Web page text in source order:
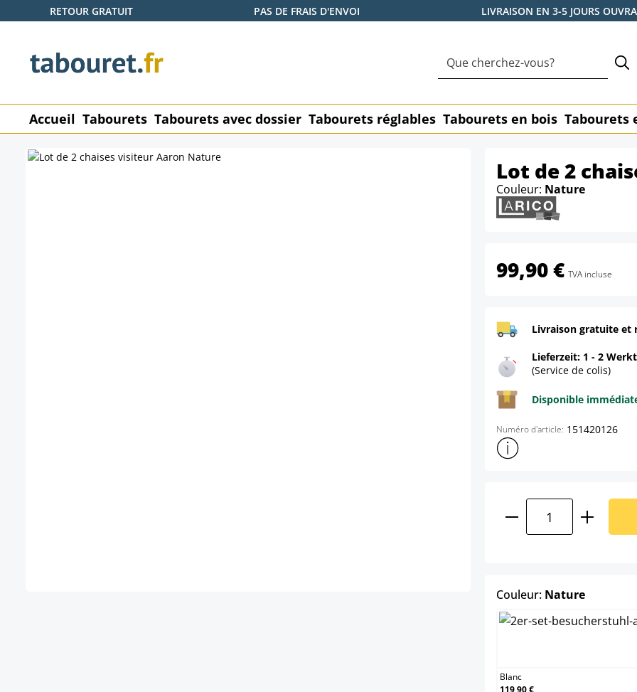
au contenu principal
Passer à la recherche
Passer à la navigation principale
RETOUR GRATUIT PAS DE FRAIS D'ENVOI LIVRAISON EN 3-5 JOURS
Accueil Tabourets Tabourets avec dossier Tabourets réglables Tabourets en bois Tabourets
Lot de 2
Couleur: Nature
99,90 € TVA incluse
Livraison gratuite et
Lieferzeit: 1 - 2
(Service de colis)
Disponible
Numéro d'article: 151420126
Afficher plus d'informations
Quantité de
Couleur: Natureselect
Blanc